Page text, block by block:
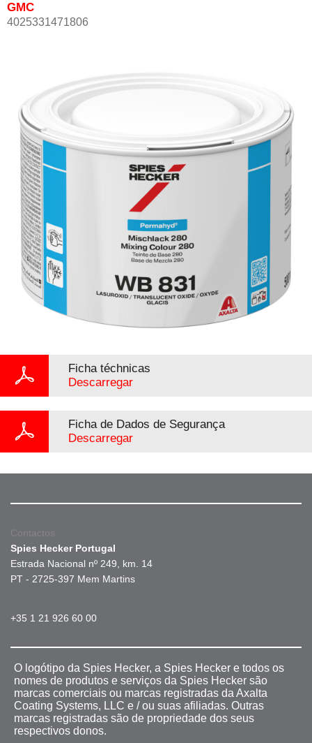
GMC
4025331471806
Ficha téchnicas
Descarregar
Ficha de Dados de Segurança
Descarregar
Contactos
Spies Hecker Portugal
Estrada Nacional nº 249, km. 14
PT - 2725-397 Mem Martins
+35 1 21 926 60 00
O logótipo da Spies Hecker, a Spies Hecker e todos os
nomes de produtos e serviços da Spies Hecker são
marcas comerciais ou marcas registradas da Axalta
Coating Systems, LLC e / ou suas afiliadas. Outras
marcas registradas são de propriedade dos seus
respectivos donos.